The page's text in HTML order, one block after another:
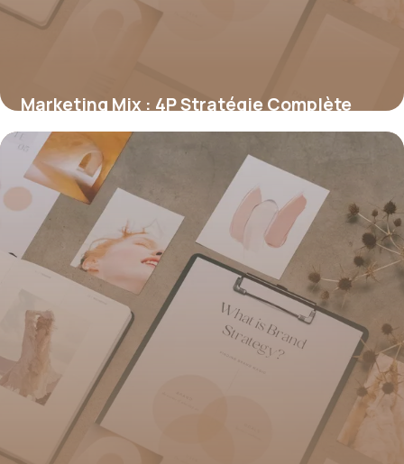
Marketing Mix : 4P Stratégie Complète
2026
19 juin 2026